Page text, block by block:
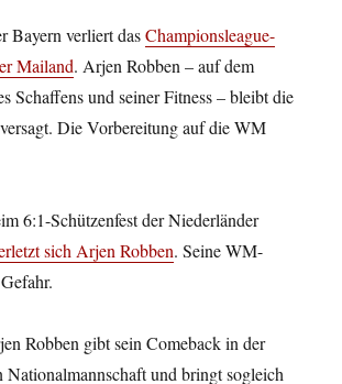
Bayern verliert dasChampionsleague-
Mailand. Arjen Robben – auf dem
Schaffens und seiner Fitness – bleibt die
Die Vorbereitung auf die WM
6:1-Schützenfest der Niederländer
sich Arjen Robben. Seine WM-
Robben gibt sein Comeback in der
Nationalmannschaft und bringt sogleich